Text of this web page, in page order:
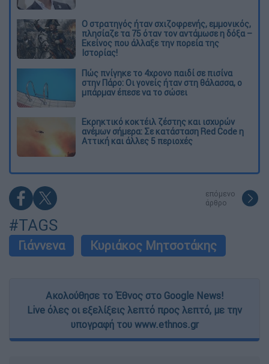
O στρατηγός ήταν σχιζοφρενής, εμμονικός,
πλησίαζε τα 75 όταν τον αντάμωσε η δόξα –
Εκείνος που άλλαξε την πορεία της
Ιστορίας!
Πώς πνίγηκε το 4χρονο παιδί σε πισίνα
στην Πάρο: Οι γονείς ήταν στη θάλασσα, ο
μπάρμαν έπεσε να το σώσει
Εκρηκτικό κοκτέιλ ζέστης και ισχυρών
ανέμων σήμερα: Σε κατάσταση Red Code η
Αττική και άλλες 5 περιοχές
επόμενο
άρθρο
#TAGS
Γιάννενα Κυριάκος Μητσοτάκης
Ακολούθησε το Έθνος στο Google News!
Live όλες οι εξελίξεις λεπτό προς λεπτό, με την
υπογραφή του www.ethnos.gr